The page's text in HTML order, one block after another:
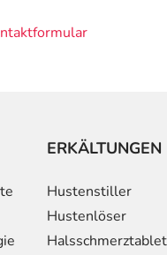
ERKÄLTUNGEN
Hustenstiller
Hustenlöser